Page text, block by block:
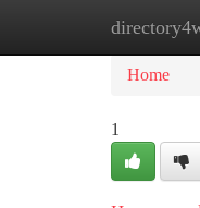
Home
Home
1